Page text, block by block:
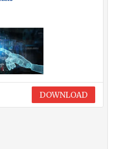
DOWNLOAD